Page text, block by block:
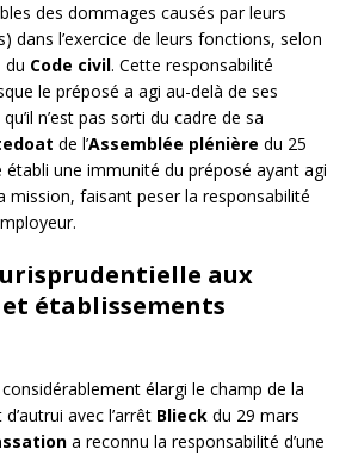
des dommages causés par leurs
dans l’exercice de leurs fonctions, selon
du Code civil. Cette responsabilité
le préposé a agi au-delà de ses
n’est pas sorti du cadre de sa
de l’Assemblée plénière du 25
une immunité du préposé ayant agi
mission, faisant peser la responsabilité
aux
établissements
élargi le champ de la
avec l’arrêt Blieck du 29 mars
a reconnu la responsabilité d’une